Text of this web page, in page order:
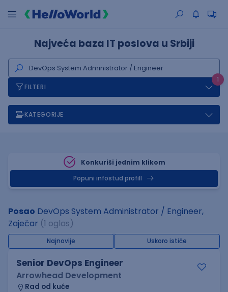
Najveća baza IT poslova u Srbiji
1
FILTERI
KATEGORIJE
Konkuriši jednim klikom
Popuni infostud profill
Posao DevOps System Administrator / Engineer,
Zaječar (1 oglas)
Najnovije Uskoro ističe
Senior DevOps Engineer
Arrowhead Development
Rad od kuće